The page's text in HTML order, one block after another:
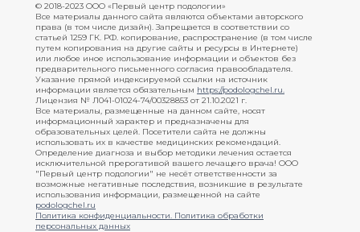
© 2018-2023 ООО «Первый центр подологии»
Все материалы данного сайта являются объектами авторского
права (в том числе дизайн). Запрещается в соответствии со
статьей 1259 ГК. РФ. копирование, распространение (в том числе
путем копирования на другие сайты и ресурсы в Интернете)
или любое иное использование информации и объектов без
предварительного письменного согласия правообладателя.
Указание прямой индексируемой ссылки на источник
информации является обязательным https://podologchel.ru.
Лицензия № Л041-01024-74/00328853 от 21.10.2021 г.
Все материалы, размещенные на данном сайте, носят
информационный характер и предназначены для
образовательных целей. Посетители сайта не должны
использовать их в качестве медицинских рекомендаций.
Определение диагноза и выбор методики лечения остается
исключительной прерогативой вашего лечащего врача! ООО
"Первый центр подологии" не несёт ответственности за
возможные негативные последствия, возникшие в результате
использования информации, размещенной на сайте
podologchel.ru
Политика конфиденциальности. Политика обработки
персональных данных